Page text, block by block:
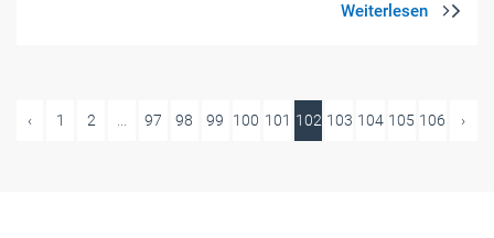
‹ 1 2 ... 97 98 99 100 101 102 103 104 105 106 ›